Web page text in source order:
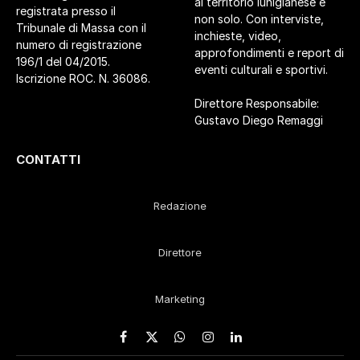
registrata presso il
Tribunale di Massa con il
numero di registrazione
196/1 del 04/2015.
Iscrizione ROC. N. 36086.
non solo. Con interviste,
inchieste, video,
approfondimenti e report di
eventi culturali e sportivi.
Direttore Responsabile:
Gustavo Diego Remaggi
CONTATTI
Redazione
Direttore
Marketing
Facebook
X
WhatsApp
Instagram
LinkedIn